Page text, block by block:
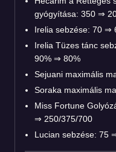
gyógyítása: 350 ⇒
Irelia sebzése: 70 ⇒
Irelia Tüzes tánc
90% ⇒ 80%
Sejuani maximális
Soraka maximális
Miss Fortune
⇒ 250/375/700
Lucian sebzése: 75